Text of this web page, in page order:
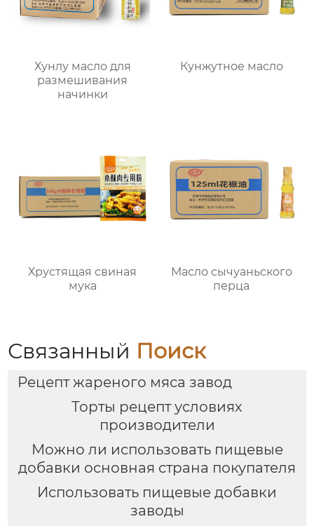
Хунлу масло для
размешивания
начинки
Кунжутное масло
Хрустящая свиная
мука
Масло сычуаньского
перца
Связанный Поиск
Рецепт жареного мяса завод
Торты рецепт условиях
производители
Можно ли использовать пищевые
добавки основная страна покупателя
Использовать пищевые добавки
заводы